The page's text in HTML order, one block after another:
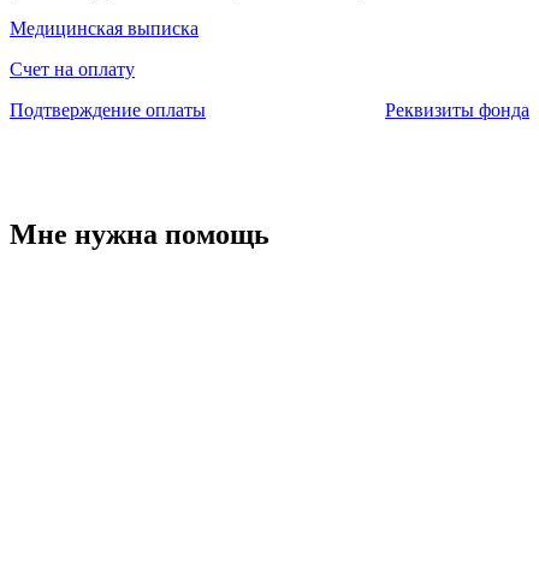
Медицинская выписка
Счет на оплату
Подтверждение оплаты
Реквизиты фонда
Мне нужна помощь